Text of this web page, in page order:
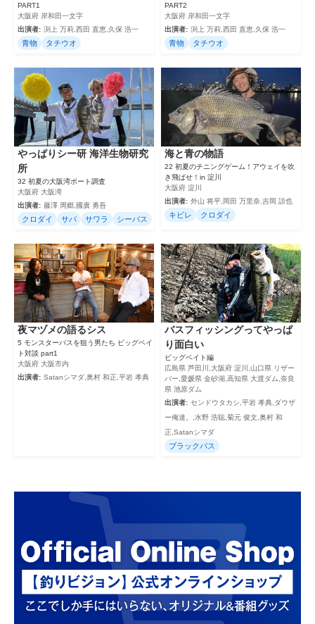
PART1
大阪府 岸和田一文字
出演者: 渕上 万莉,西田 直恵,久保 浩一
青物 タチウオ
PART2
大阪府 岸和田一文字
出演者: 渕上 万莉,西田 直恵,久保 浩一
青物 タチウオ
やっぱりシー研 海洋生物研究
所
32 初夏の大阪湾ボート調査
大阪府 大阪湾
出演者: 藤澤 周郷,國廣 勇吾
クロダイ サバ サワラ シーバス
海と青の物語
22 初夏のチニングゲーム！アウェイを吹
き飛ばせ！in 淀川
大阪府 淀川
出演者: 外山 将平,岡田 万里奈,吉岡 諒也
キビレ クロダイ
夜マヅメの語るシス
5 モンスターバスを狙う男たち ビッグベイ
ト対談 part1
大阪府 大阪市内
出演者: Satanシマダ,奥村 和正,平岩 孝典
バスフィッシングってやっぱ
り面白い
ビッグベイト編
広島県 芦田川,大阪府 淀川,山口県 リザー
バー,愛媛県 金砂湖,高知県 大渡ダム,奈良
県 池原ダム
出演者: センドウタカシ,平岩 孝典,ダウザ
ー俺達。,水野 浩聡,菊元 俊文,奥村 和
正,Satanシマダ
ブラックバス